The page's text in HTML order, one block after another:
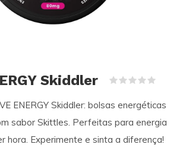
Skiddler
ENERGY Skiddler: bolsas energéticas
sabor Skittles. Perfeitas para energia
hora. Experimente e sinta a diferença!